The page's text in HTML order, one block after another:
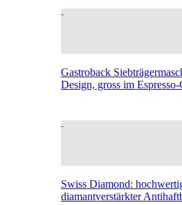
Gastroback
Design, gross im Espresso-
Swiss Diamond:
diamantverstärkter